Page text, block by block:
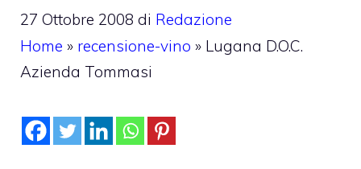
27 Ottobre 2008 di Redazione
Home » recensione-vino » Lugana D.O.C.
Azienda Tommasi